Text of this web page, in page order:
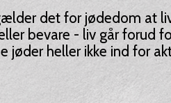
det for jødedom at
bevare - liv går forud
jøder heller ikke ind for